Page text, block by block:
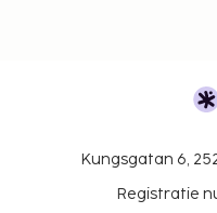
Kungsgatan 6,
Registratie